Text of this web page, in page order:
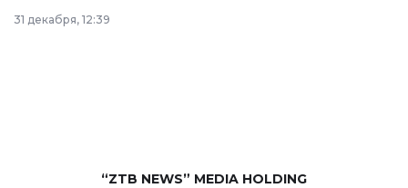
в Астане из
республиканского
31 декабря, 12:39
“ZTB NEWS” MEDIA HOLDING